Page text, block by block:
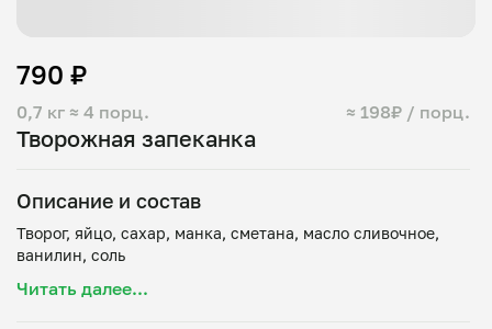
Творожная запеканка
0,7 кг ≈ 4 порц. ≈ 198₽ / порц.
790 ₽
Описание и состав
Творог, яйцо, сахар, манка, сметана, масло сливочное,
Читать далее...